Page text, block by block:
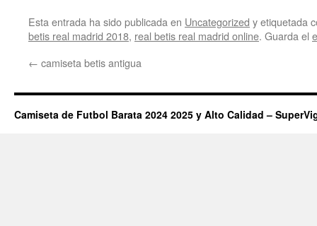
Esta entrada ha sido publicada en Uncategorized y etiquetada
betis real madrid 2018, real betis real madrid online. Guarda el
← camiseta betis antigua
Camiseta de Futbol Barata 2024 2025 y Alto Calidad –